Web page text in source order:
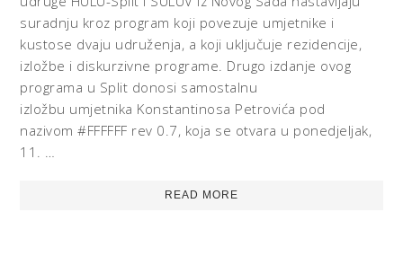
suradnju kroz program koji povezuje umjetnike i
kustose dvaju udruženja, a koji uključuje rezidencije,
izložbe i diskurzivne programe. Drugo izdanje ovog
programa u Split donosi samostalnu
izložbu umjetnika Konstantinosa Petrovića pod
nazivom #FFFFFF rev 0.7, koja se otvara u ponedjeljak,
11. …
READ MORE